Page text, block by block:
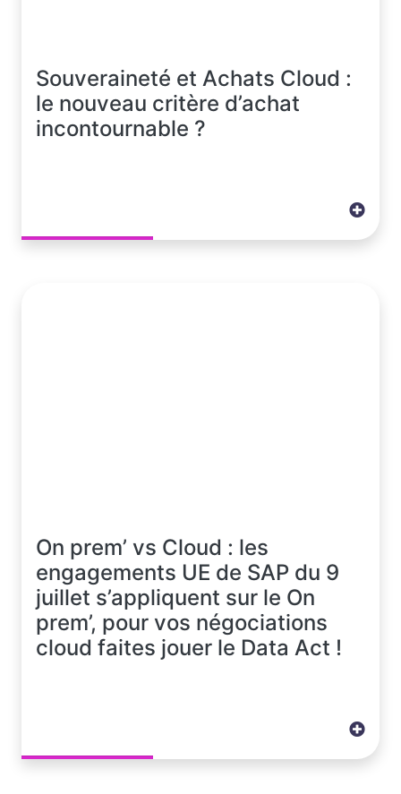
Souveraineté et Achats Cloud :
le nouveau critère d’achat
incontournable ?
On prem’ vs Cloud : les
engagements UE de SAP du 9
juillet s’appliquent sur le On
prem’, pour vos négociations
cloud faites jouer le Data Act !